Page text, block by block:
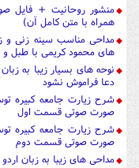
منشور روحانیت + فایل
همراه با متن کامل آن)
مداحی مناسب سینه زنی
های محمود کریمی با طبل
نوحه های بسیار زیبا به
دعا فراموش نشود
صورت صوتی قسمت اول
صورت صوتی قسمت دوم
مداحی های زیبا به زبان